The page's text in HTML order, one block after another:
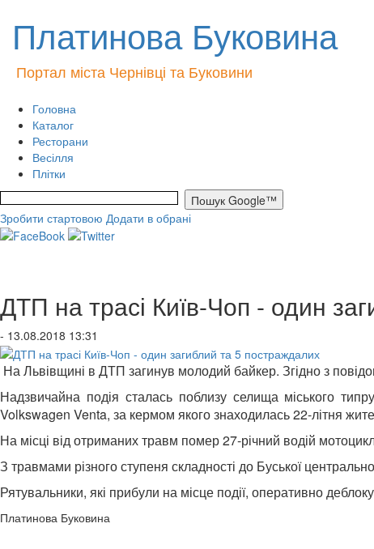
Платинова Буковина
Портал міста Чернівці та Буковини
Головна
Каталог
Ресторани
Весілля
Плітки
Зробити стартовою Додати в обрані
ДТП на трасі Київ-Чоп - один
- 13.08.2018 13:31
На Львівщині в ДТП загинув молодий байкер. Згідно з
Надзвичайна подія сталась поблизу селища міського
Volkswagen Venta, за кермом якого знаходилась 22-літня
На місці від отриманих травм помер 27-річний водій
З травмами різного ступеня складності до Буської
Рятувальники, які прибули на місце події, оперативно
Платинова Буковина